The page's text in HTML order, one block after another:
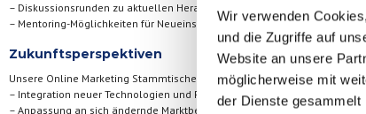
Wir verwenden
und die Zugriffe auf
Website an unsere
möglicherweise mit
der Dienste gesammelt
– Diskussionsrunden zu aktuellen Herausforderungen
– Mentoring-Möglichkeiten für Neueinsteiger
Zukunftsperspektiven
Unsere Online Marketing Stammtische entwickeln sich stetig weiter, um
– Integration neuer Technologien und Plattformen
– Anpassung an sich ändernde Marktbedingungen und